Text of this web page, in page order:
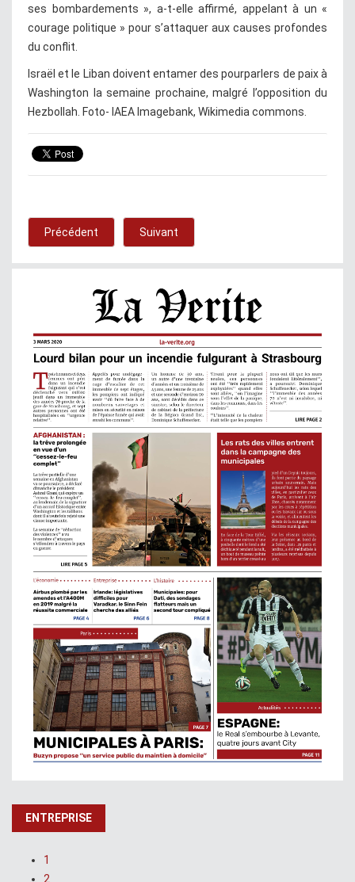
ses bombardements », a-t-elle affirmé, appelant à un «
courage politique » pour s’attaquer aux causes profondes
du conflit.
Israël et le Liban doivent entamer des pourparlers de paix à
Washington la semaine prochaine, malgré l’opposition du
Hezbollah. Foto- IAEA Imagebank, Wikimedia commons.
Précédent Suivant
ENTREPRISE
1
2